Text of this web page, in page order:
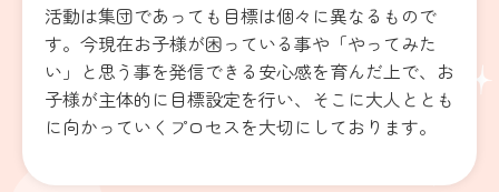
活動は集団であっても目標は個々に異なるもので
す。今現在お子様が困っている事や「やってみた
い」と思う事を発信できる安心感を育んだ上で、お
子様が主体的に目標設定を行い、そこに大人ととも
に向かっていくプロセスを大切にしております。